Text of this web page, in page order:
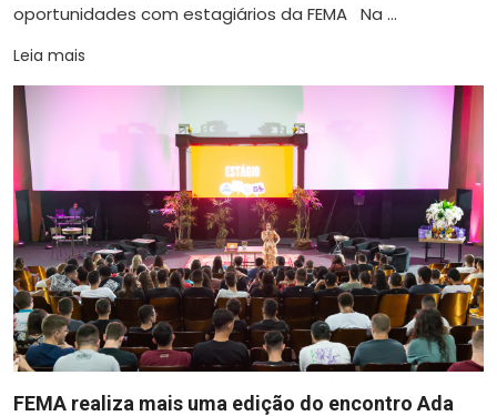
oportunidades com estagiários da FEMA Na ...
Leia mais
FEMA realiza mais uma edição do encontro Ada